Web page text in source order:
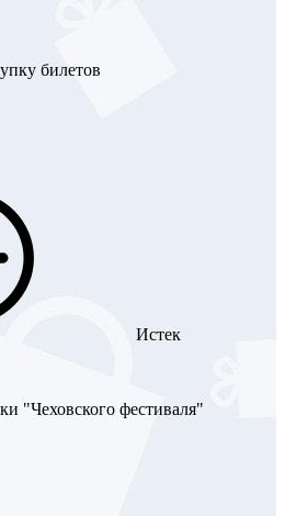
билетов
Истек
"Чеховского фестиваля"